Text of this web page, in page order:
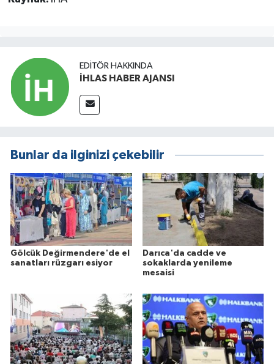
EDITÖR HAKKINDA
İHLAS HABER AJANSI
Bunlar da ilginizi çekebilir
Gölcük Değirmendere'de el
sanatları rüzgarı esiyor
Darıca'da cadde ve
sokaklarda yenileme
mesaisi